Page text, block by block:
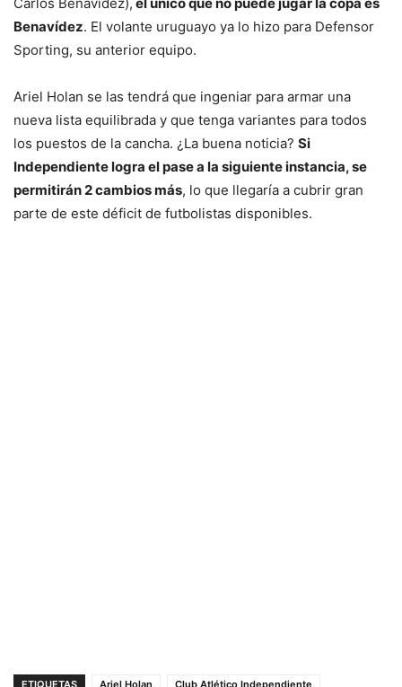
Benavídez. El volante uruguayo ya lo hizo para Defensor
Sporting, su anterior equipo.
Ariel Holan se las tendrá que ingeniar para armar una
nueva lista equilibrada y que tenga variantes para todos
los puestos de la cancha. ¿La buena noticia? Si
Independiente logra el pase a la siguiente instancia, se
permitirán 2 cambios más, lo que llegaría a cubrir gran
parte de este déficit de futbolistas disponibles.
ETIQUETAS Ariel Holan
Club Atlético Independiente